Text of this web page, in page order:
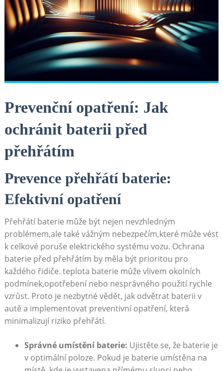
Prevenční opatření: Jak⁣
ochránit baterii před
přehřátím
Prevence přehřátí baterie:
Efektivní opatření
Přehřátí baterie může být nejen nevzhledným
problémem,ale také vážným nebezpečím,které může vést
k celkové poruše ⁤elektrického systému vozu. Ochrana
baterie před ⁢přehřátím by měla⁤ být prioritou pro
každého ⁤řidiče. teplota baterie ⁣může vlivem okolních
podmínek,opotřebení ​nebo nesprávného použití rychle
vzrůst. Proto je nezbytné vědět, jak odvětrat baterii v
autě a implementovat preventivní opatření, která
minimalizují riziko přehřátí.
Správné umístění baterie: Ujistěte se, že baterie je
v optimální poloze. Pokud je⁤ baterie ⁢umístěna na